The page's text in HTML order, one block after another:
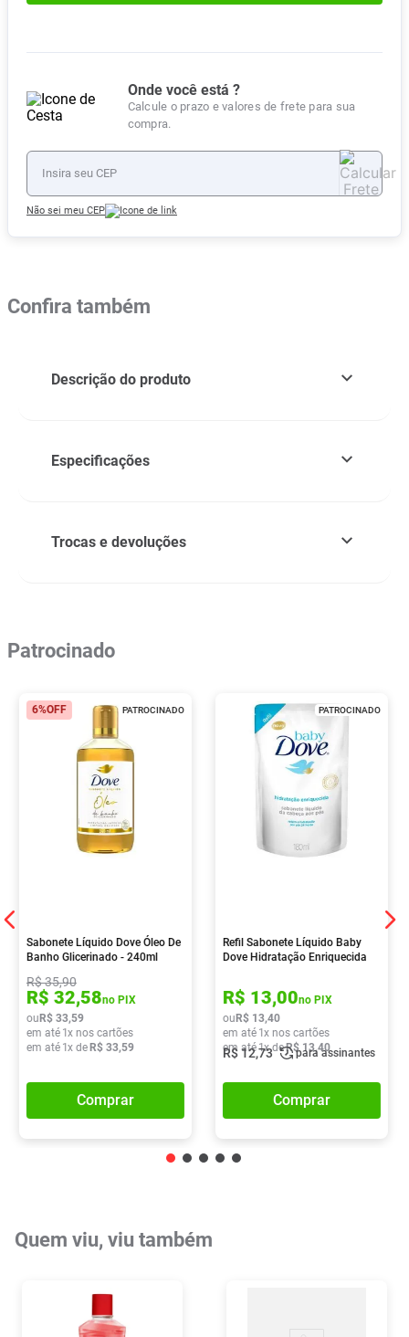
Onde você está ?
Calcule o prazo e valores de frete para sua
compra.
Não sei meu CEP
Confira também
Descrição do produto
Especificações
Trocas e devoluções
Patrocinado
PATROCINADO
6%OFF
Sabonete Líquido Dove Óleo De
Banho Glicerinado - 240ml
R$35,90
R$ 32,58no PIX
ou R$ 33,59
em até 1x nos cartões
em até 1x de R$ 33,59
Comprar
PATROCINADO
Refil Sabonete Líquido Baby
Dove Hidratação Enriquecida
R$ 13,00no PIX
ou R$ 13,40
em até 1x nos cartões
em até1x deR$ 13,40
R$12,73 para assinantes
Comprar
Quem viu, viu também